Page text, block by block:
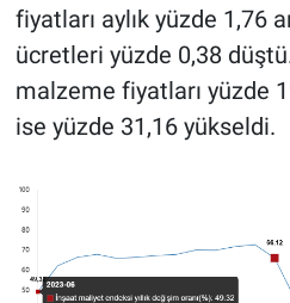
fiyatları aylık yüzde 1,76
ücretleri yüzde 0,38
malzeme fiyatları yüzde
ise yüzde 31,16 yükseldi.